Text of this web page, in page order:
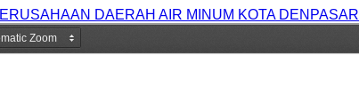
DAERAH AIR MINUM KOTA DENPASAR